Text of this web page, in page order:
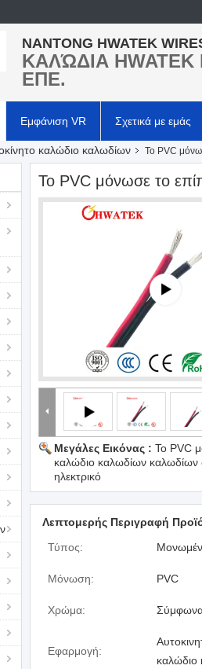
NANTONG HWATEK
ΚΑΛΏΔΙΑ
ΕΠΕ.
Εμφάνιση VR Σχετικά με εμάς
καλώδιο καλωδίων Το PVC
Το PVC μόνωσε το
Μεγάλες Εικόνας : Το PVC
καλώδιο καλωδίων καλωδίων
ηλεκτρικό
Λεπτομερής Περιγραφή
Τύπος:
Μόνωση: PVC
Χρώμα: Σύμφωνα
Εφαρμογή:
καλώδιο